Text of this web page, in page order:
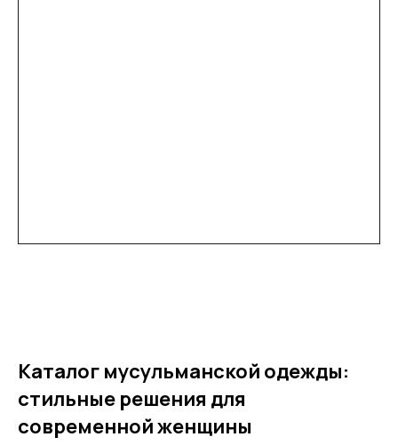
Каталог мусульманской одежды:
стильные решения для
современной женщины